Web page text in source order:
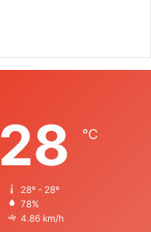
28 ℃
28º - 28º
78%
4.86 km/h